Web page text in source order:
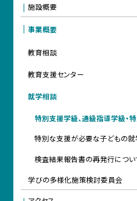
施設概要
事業概要
教育相談
教育支援センター
就学相談
特別支援学級、通級指導学級・
特別な支援が必要な子どもの
検査結果報告書の再発行につい
学びの多様化施策検討委員会